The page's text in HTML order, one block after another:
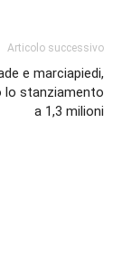
Articolo successivo
e marciapiedi,
lo stanziamento
a 1,3 milioni